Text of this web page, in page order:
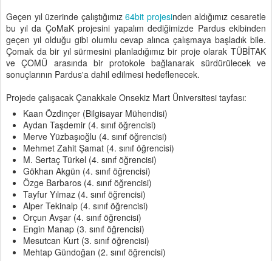
Geçen yıl üzerinde çalıştığımız64bit projesinden aldığımız cesaretle
bu yıl da ÇoMaK projesini yapalım dediğimizde Pardus ekibinden
geçen yıl olduğu gibi olumlu cevap alınca çalışmaya başladık bile.
Çomak da bir yıl sürmesini planladığımız bir proje olarak TÜBİTAK
ve ÇOMÜ arasında bir protokole bağlanarak sürdürülecek ve
sonuçlarının Pardus'a dahil edilmesi hedeflenecek.
Projede çalışacak Çanakkale Onsekiz Mart Üniversitesi tayfası:
Kaan Özdinçer (Bilgisayar Mühendisi)
Aydan Taşdemir (4. sınıf öğrencisi)
Merve Yüzbaşıoğlu (4. sınıf öğrencisi)
Mehmet Zahit Şamat (4. sınıf öğrencisi)
M. Sertaç Türkel (4. sınıf öğrencisi)
Gökhan Akgün (4. sınıf öğrencisi)
Özge Barbaros (4. sınıf öğrencisi)
Tayfur Yılmaz (4. sınıf öğrencisi)
Alper Tekinalp (4. sınıf öğrencisi)
Orçun Avşar (4. sınıf öğrencisi)
Engin Manap (3. sınıf öğrencisi)
Mesutcan Kurt (3. sınıf öğrencisi)
Mehtap Gündoğan (2. sınıf öğrencisi)